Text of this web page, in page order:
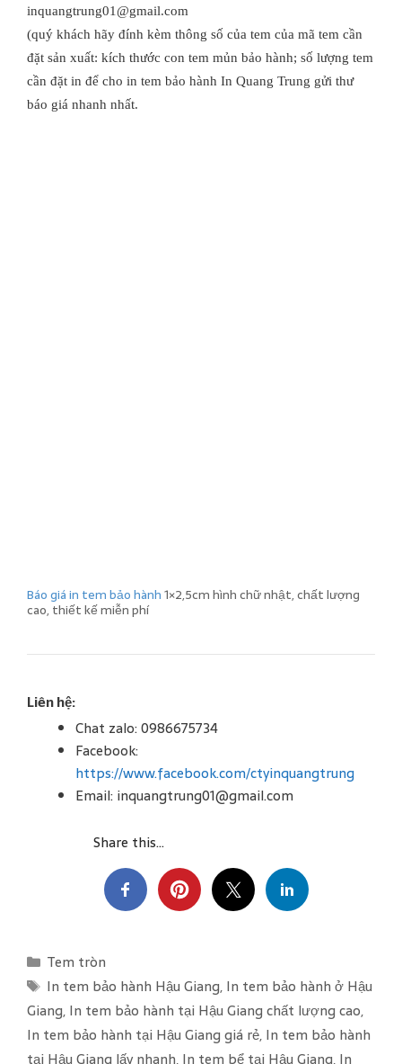
inquangtrung01@gmail.com
(quý khách hãy đính kèm thông số của tem của mã tem cần
đặt sản xuất: kích thước con tem mủn bảo hành; số lượng tem
cần đặt in để cho in tem bảo hành In Quang Trung gửi thư
báo giá nhanh nhất.
Báo giá in tem bảo hành1×2,5cm hình chữ nhật, chất lượng
cao, thiết kế miễn phí
Liên hệ:
Chat zalo: 0986675734
Facebook:
https://www.facebook.com/ctyinquangtrung
Email: inquangtrung01@gmail.com
Share this...
C
a
t
e
g
Tem tròn
T
a
g
s
In tem bảo hành Hậu Giang, In tem bảo hành ở Hậu
Giang, In tem bảo hành tại Hậu Giang chất lượng cao,
In tem bảo hành tại Hậu Giang giá rẻ, In tem bảo hành
tại Hậu Giang lấy nhanh, In tem bể tại Hậu Giang, In